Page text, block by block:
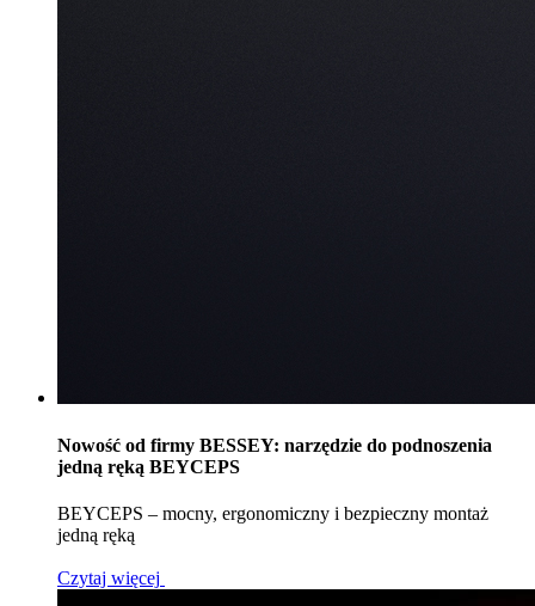
Nowość od firmy BESSEY: narzędzie do podnoszenia
jedną ręką BEYCEPS
BEYCEPS – mocny, ergonomiczny i bezpieczny montaż
jedną ręką
Czytaj więcej